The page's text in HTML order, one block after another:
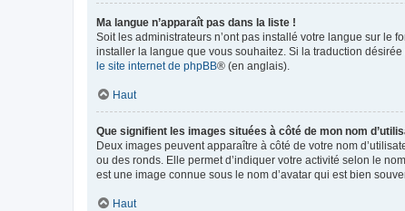
Ma langue n’apparaît pas dans la liste !
Soit les administrateurs n’ont pas installé votre langue sur le
installer la langue que vous souhaitez. Si la traduction
le site internet de phpBB® (en anglais).
Haut
Que signifient les images situées à côté de mon nom
Deux images peuvent apparaître à côté de votre nom
ou des ronds. Elle permet d’indiquer votre activité selon le
est une image connue sous le nom d’avatar qui est bien
Haut